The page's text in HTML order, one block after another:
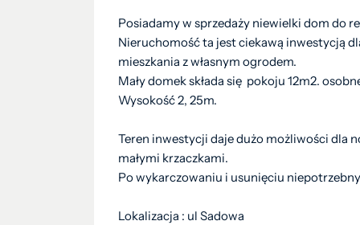
Posiadamy w sprzedaży niewielki dom do
Nieruchomość ta jest ciekawą inwestycją
mieszkania z własnym ogrodem.
Mały domek składa się pokoju 12m2.
Wysokość 2, 25m.
Teren inwestycji daje dużo możliwości dla
małymi krzaczkami.
Po wykarczowaniu i usunięciu
Lokalizacja : ul Sadowa